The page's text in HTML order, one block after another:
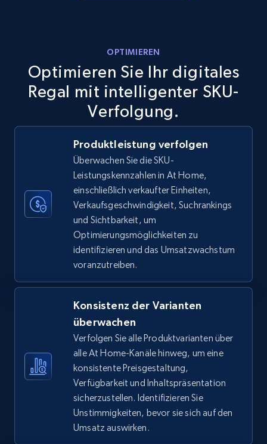
5.6K+ 875+ Jetzt anfangen
TikTok Shop
URL, Title, Available, Description, Currency, Initial
price, Final price, Discount percent, and more.
5.4K+ 667+ Jetzt anfangen
TikTok Shop - category
URL, Title, Available, Description, Currency, Initial
price, Final price, Discount percent, and more.
667+ Jetzt anfangen
TikTok Shop - Collect TikTok shop products
by keywords search
URL, Title, Available, Description, Currency, Initial
OPTIMIEREN
Optimieren Sie Ihr digitales
Regal mit intelligenter SKU-
Verfolgung.
Produktleistung verfolgen
Überwachen Sie die SKU-
Leistungskennzahlen in At Home,
einschließlich verkaufter Einheiten,
Verkaufsgeschwindigkeit, Suchrankings
und Sichtbarkeit, um
Optimierungsmöglichkeiten zu
identifizieren und das Umsatzwachstum
voranzutreiben.
Konsistenz der Varianten
überwachen
Verfolgen Sie alle Produktvarianten über
alle At Home-Kanäle hinweg, um eine
konsistente Preisgestaltung,
Verfügbarkeit und Inhaltspräsentation
sicherzustellen. Identifizieren Sie
Unstimmigkeiten, bevor sie sich auf den
Umsatz auswirken.